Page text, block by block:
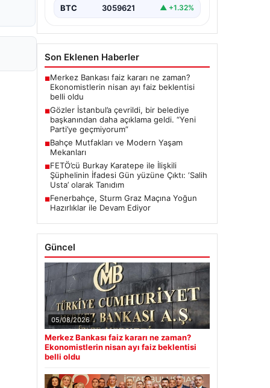
BTC 3059621 ▲ +1.32%
Son Eklenen Haberler
■Merkez Bankası faiz kararı ne zaman?
Ekonomistlerin nisan ayı faiz beklentisi
belli oldu
■Gözler İstanbul’a çevrildi, bir belediye
başkanından daha açıklama geldi. “Yeni
Parti’ye geçmiyorum”
■Bahçe Mutfakları ve Modern Yaşam
Mekanları
■FETÖ’cü Burkay Karatepe ile İlişkili
Şüphelinin İfadesi Gün yüzüne Çıktı: ‘Salih
Usta’ olarak Tanıdım
■Fenerbahçe, Sturm Graz Maçına Yoğun
Hazırlıklar ile Devam Ediyor
Güncel
05/08/2026
Merkez Bankası faiz kararı ne zaman?
Ekonomistlerin nisan ayı faiz beklentisi
belli oldu